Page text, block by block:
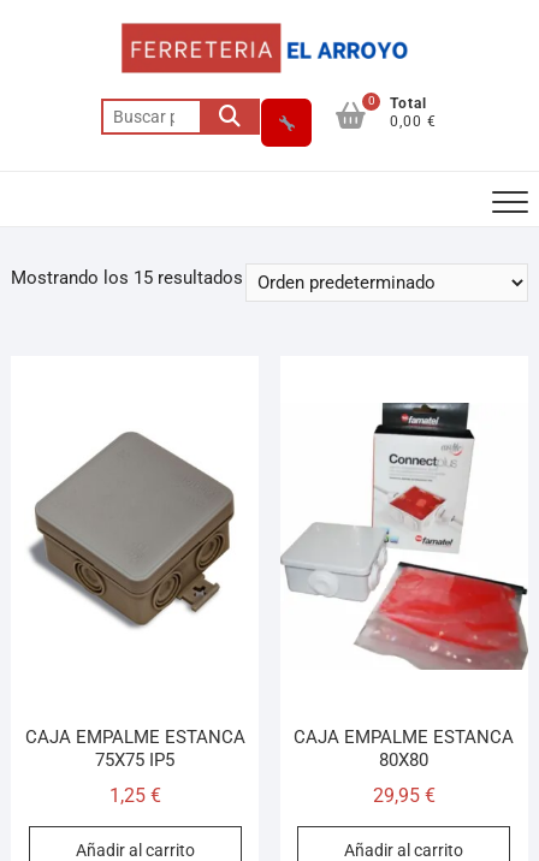
0
Total
0,00 €
Mostrando los 15 resultados
CAJA EMPALME ESTANCA
75X75 IP5
1,25 €
Añadir al carrito
CAJA EMPALME ESTANCA
80X80
29,95 €
Añadir al carrito
Cómo llegar
¡Hola! Soy el asesor virtual de Ferretería El Arroyo.